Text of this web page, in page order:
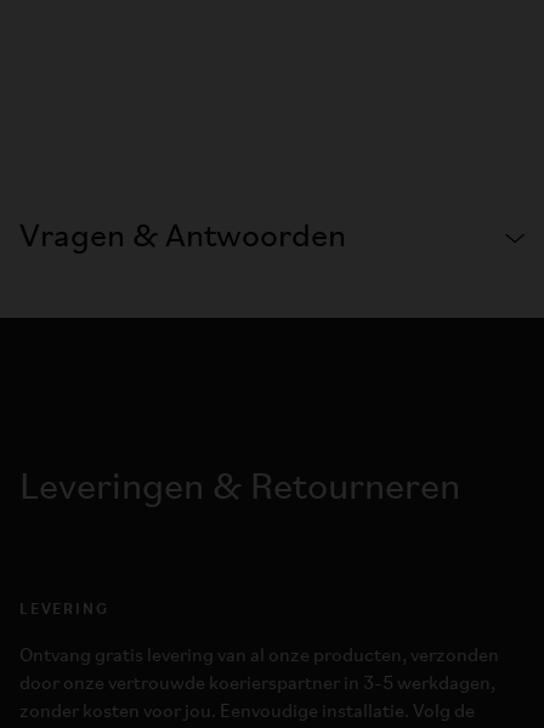
Vragen & Antwoorden
Leveringen & Retourneren
LEVERING
Ontvang gratis levering van al onze producten, verzonden
door onze vertrouwde koerierspartner in 3-5 werkdagen,
zonder kosten voor jou. Eenvoudige installatie. Volg de